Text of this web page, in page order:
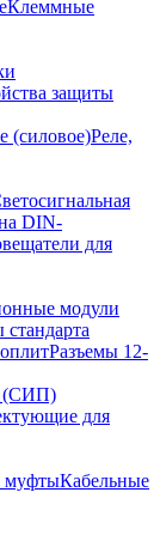
Клеммные
защиты
(силовое)Реле,
DIN-
для
модули
Разъемы 12-
(СИП)
для
муфтыКабельные